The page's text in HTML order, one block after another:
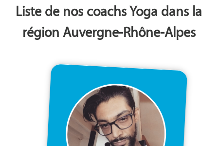
Liste de nos coachs Yoga dans la
région Auvergne-Rhône-Alpes